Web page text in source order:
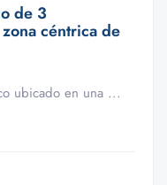
de 3
céntrica de
ubicado en una ...